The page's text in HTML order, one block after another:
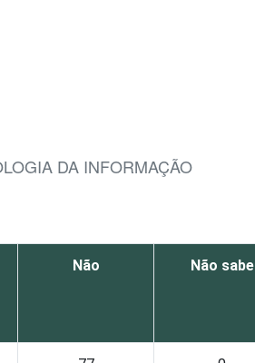
DA INFORMAÇÃO
Não Não sabe